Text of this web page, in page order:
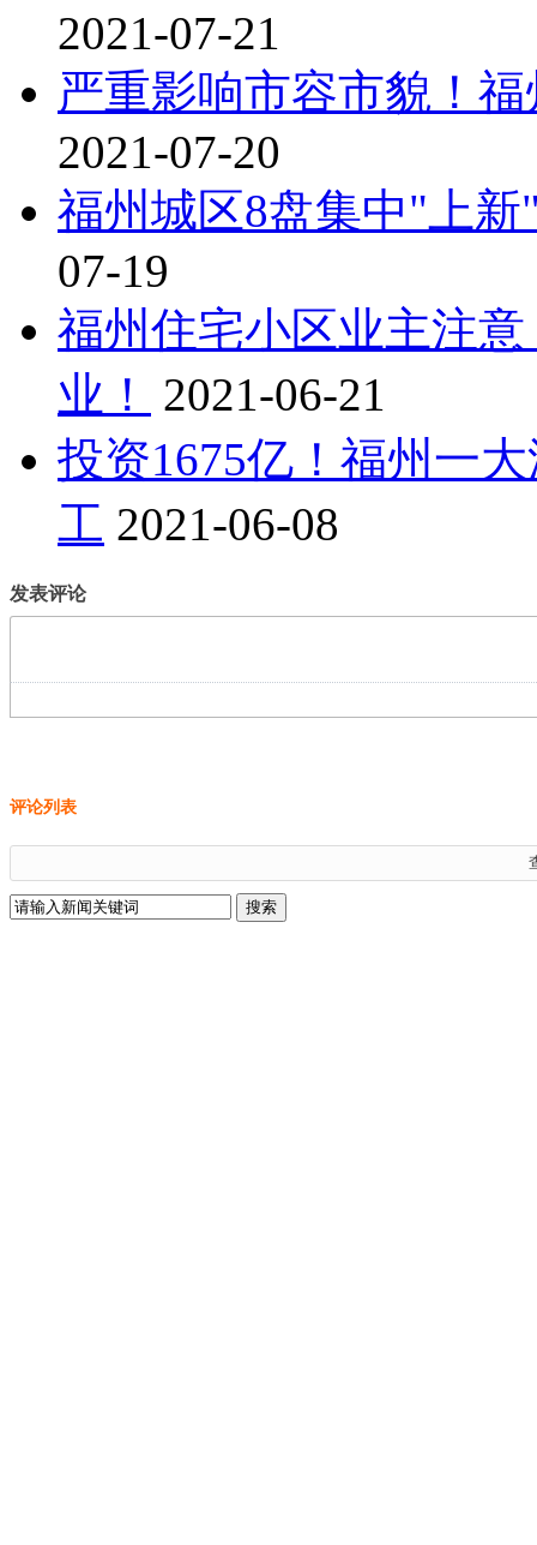
2021-07-21
严重影响市容市貌！
2021-07-20
福州城区8盘集中"上
07-19
福州住宅小区业主注
业！
2021-06-21
投资1675亿！福州一
工 2021-06-08
发表评论
评论列表